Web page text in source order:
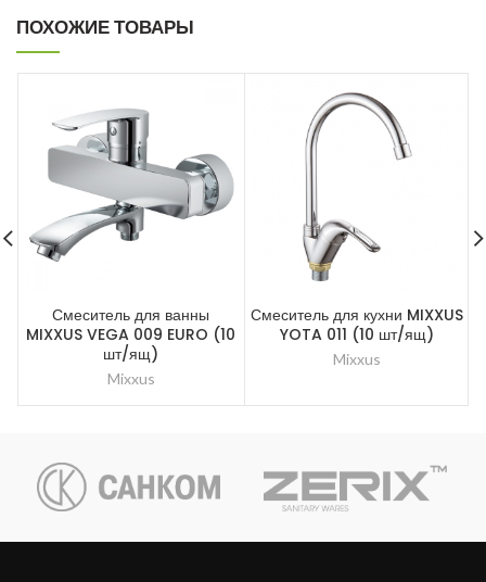
ПОХОЖИЕ ТОВАРЫ
Смеситель для ванны
MIXXUS VEGA 009 EURO (10
шт/ящ)
Mixxus
Смеситель для кухни MIXXUS
YOTA 011 (10 шт/ящ)
Mixxus